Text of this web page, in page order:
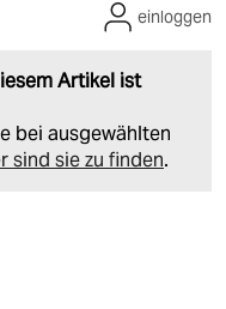
Artikel ist
bei ausgewählten
sind sie zu finden.
einloggen